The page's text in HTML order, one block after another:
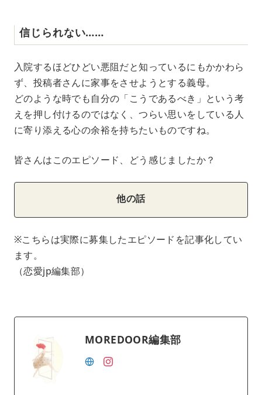
信じられない……
入院するほどひどい悪阻だと知っているにもかかわら
ず、投稿者さんに家事をさせようとする義母。
どのような時でも自分の「こうであるべき」という考
えを押し付けるのではなく、つらい思いをしている人
に寄り添える心の余裕を持ちたいものですね。
皆さんはこのエピソード、どう感じましたか？
他の話
※こちらは実際に募集したエピソードを記事化してい
ます。
（恋愛jp編集部）
MOREDOOR編集部